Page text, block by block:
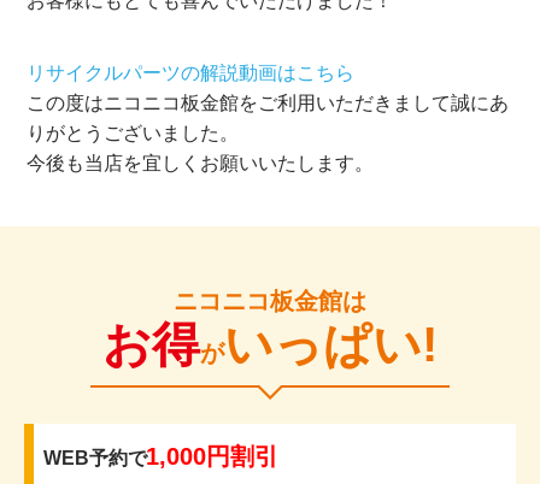
リサイクルパーツの解説動画はこちら
この度はニコニコ板金館をご利用いただきまして誠にあ
りがとうございました。
今後も当店を宜しくお願いいたします。
ニコニコ板金館は
お得がいっぱい!
WEB予約で1,000円割引